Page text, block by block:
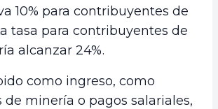
10% para contribuyentes de
tasa para contribuyentes de
alcanzar 24%.
como ingreso, como
de minería o pagos salariales,